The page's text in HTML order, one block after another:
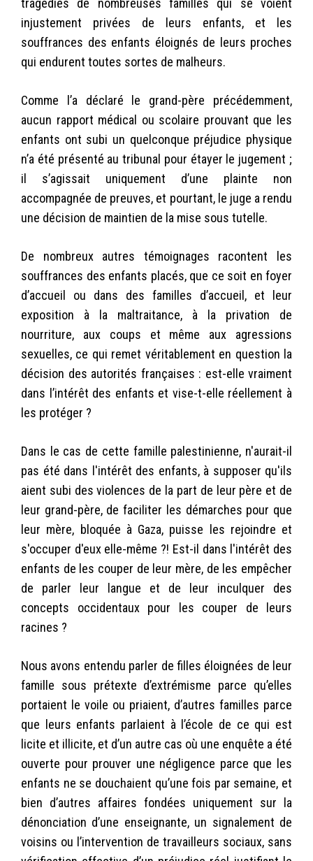
tragédies de nombreuses familles qui se voient
injustement privées de leurs enfants, et les
souffrances des enfants éloignés de leurs proches
qui endurent toutes sortes de malheurs.
Comme l’a déclaré le grand-père précédemment,
aucun rapport médical ou scolaire prouvant que les
enfants ont subi un quelconque préjudice physique
n’a été présenté au tribunal pour étayer le jugement ;
il s’agissait uniquement d’une plainte non
accompagnée de preuves, et pourtant, le juge a rendu
une décision de maintien de la mise sous tutelle.
De nombreux autres témoignages racontent les
souffrances des enfants placés, que ce soit en foyer
d’accueil ou dans des familles d’accueil, et leur
exposition à la maltraitance, à la privation de
nourriture, aux coups et même aux agressions
sexuelles, ce qui remet véritablement en question la
décision des autorités françaises : est-elle vraiment
dans l’intérêt des enfants et vise-t-elle réellement à
les protéger ?
Dans le cas de cette famille palestinienne, n'aurait-il
pas été dans l'intérêt des enfants, à supposer qu'ils
aient subi des violences de la part de leur père et de
leur grand-père, de faciliter les démarches pour que
leur mère, bloquée à Gaza, puisse les rejoindre et
s'occuper d'eux elle-même ?! Est-il dans l'intérêt des
enfants de les couper de leur mère, de les empêcher
de parler leur langue et de leur inculquer des
concepts occidentaux pour les couper de leurs
racines ?
Nous avons entendu parler de filles éloignées de leur
famille sous prétexte d’extrémisme parce qu’elles
portaient le voile ou priaient, d’autres familles parce
que leurs enfants parlaient à l’école de ce qui est
licite et illicite, et d’un autre cas où une enquête a été
ouverte pour prouver une négligence parce que les
enfants ne se douchaient qu’une fois par semaine, et
bien d’autres affaires fondées uniquement sur la
dénonciation d’une enseignante, un signalement de
voisins ou l’intervention de travailleurs sociaux, sans